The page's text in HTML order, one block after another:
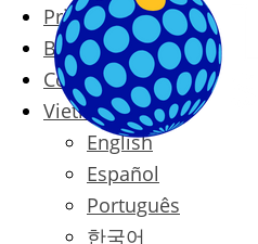
Prices
Blog
Contact
Vietnamese
English
Español
Português
한국어